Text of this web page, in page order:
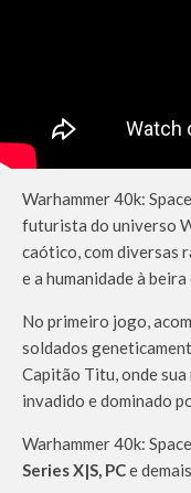
Warhammer 40k:
futurista do universo
caótico, com diversas
e a humanidade à
No primeiro jogo,
soldados
Capitão Titu, onde
invadido e dominado
Warhammer 40k:
Series X|S, PCe